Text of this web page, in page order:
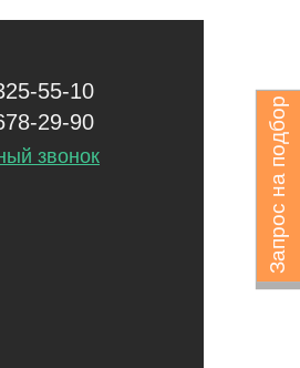
Запрос на подбор
55-10
29-90
звонок